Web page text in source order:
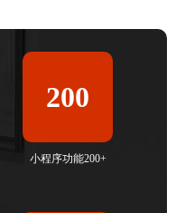
200
小程序功能200+